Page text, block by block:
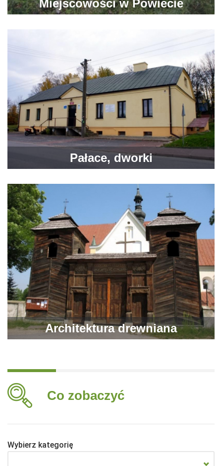
Miejscowości w Powiecie
Pałace, dworki
Architektura drewniana
Co zobaczyć
Wybierz kategorię